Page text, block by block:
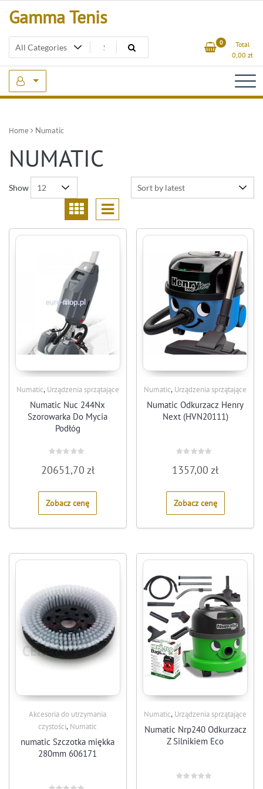
Gamma Tenis
0
Total
0,00 zł
Home Numatic
NUMATIC
Show
Numatic, Urządzenia sprzątające
Numatic Nuc 244Nx
Szorowarka Do Mycia
Podłóg
0
out
5
20651,70 zł
Zobacz cenę
Numatic, Urządzenia sprzątające
Numatic Odkurzacz Henry
Next (HVN20111)
0
out
5
1357,00zł
Zobacz cenę
Akcesoria do utrzymania
czystości, Numatic
numatic Szczotka miękka
280mm 606171
Numatic, Urządzenia sprzątające
Numatic Nrp240 Odkurzacz
Z Silnikiem Eco